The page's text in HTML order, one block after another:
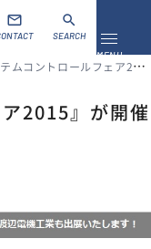
メニュ
MENU
mail search
SEARCH
コントロールフェア2015』が開催されます。
2015』が開催